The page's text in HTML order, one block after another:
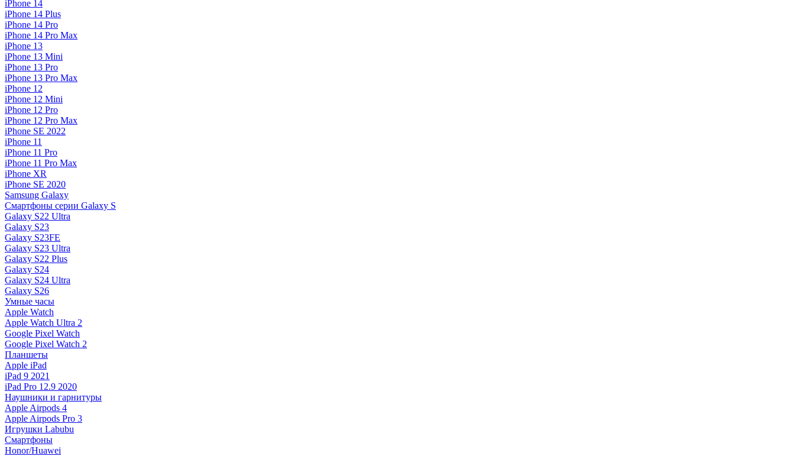
iPhone 14
iPhone 14 Plus
iPhone 14 Pro
iPhone 14 Pro Max
iPhone 13
iPhone 13 Mini
iPhone 13 Pro
iPhone 13 Pro Max
iPhone 12
iPhone 12 Mini
iPhone 12 Pro
iPhone 12 Pro Max
iPhone SE 2022
iPhone 11
iPhone 11 Pro
iPhone 11 Pro Max
iPhone XR
iPhone SE 2020
Samsung Galaxy
Смартфоны серии Galaxy S
Galaxy S22 Ultra
Galaxy S23
Galaxy S23FE
Galaxy S23 Ultra
Galaxy S22 Plus
Galaxy S24
Galaxy S24 Ultra
Galaxy S26
Умные часы
Apple Watch
Apple Watch Ultra 2
Google Pixel Watch
Google Pixel Watch 2
Планшеты
Apple iPad
iPad 9 2021
iPad Pro 12.9 2020
Наушники и гарнитуры
Apple Airpods 4
Apple Airpods Pro 3
Игрушки Labubu
Смартфоны
Honor/Huawei